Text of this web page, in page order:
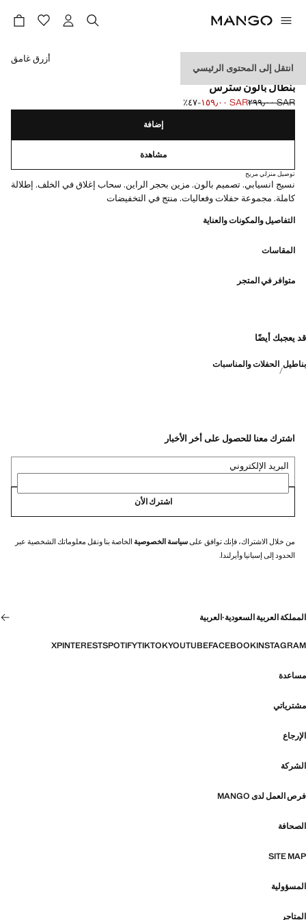
انتقل إلى المحتوى الرئيسي
EVENTS
بنطال بالون سترس
السعر الأول محذوف [SAR ٢٩٩٫٠٠ ]
SAR ٢٩٩٫٠٠
السعر الحالي [SAR ١٥٩٫٠٠ ]SAR ١٥٩٫٠٠ ؜-٤٧٪؜
حدد اللون
أزرق غامق
إضافة
مشاهدة
توصيل منزلي مريح
نسيج انسيابي. تصميم بالون. مزين بحجر الراين. سحاب إغلاق في الخلف. إطلالة
كاملة. مجموعة حفلات وفعاليات. منتج في التخفيضات
التفاصيل والمكونات والعناية
المقاسات
متوافر في المتجر
قد يعجبك أيضًا
بناطيل الحفلات والمناسبات
اشترك معنا للحصول على أخر الأخبار
البريد الإلكتروني
اشترك الأن
من خلال الاشتراك، فإنك توافق علىسياسة الخصوصية الخاصة بنا ونقل معلوماتك الشخصية عبر
الحدود إلى إسبانيا وأيرلندا.
المملكة العربية السعودية·العربية
INSTAGRAM
FACEBOOK
YOUTUBE
TIKTOK
SPOTIFY
PINTEREST
X
مساعدة
مشترياتي
الإرجاع
الشركة
فرص العمل لدى MANGO
الصحافة
SITE MAP
المسؤولية
المتاجر